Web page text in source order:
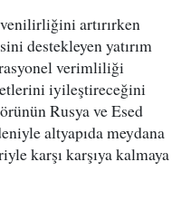
artırırken
destekleyen yatırım
verimliliği
iyileştireceğini
Rusya ve Esed
altyapıda meydana
karşı karşıya kalmaya